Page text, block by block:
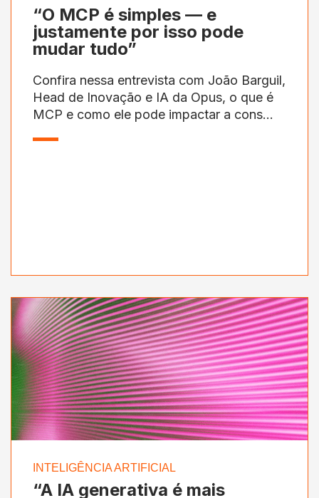
“O MCP é simples — e
justamente por isso pode
mudar tudo”
Confira nessa entrevista com João Barguil,
Head de Inovação e IA da Opus, o que é
MCP e como ele pode impactar a cons...
INTELIGÊNCIA ARTIFICIAL
“A IA generativa é mais